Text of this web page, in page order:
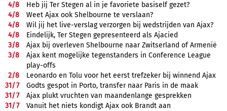
4/8
Heb jij Ter Stegen al in je favoriete basiself gezet?
4/8
Weet Ajax ook Shelbourne te verslaan?
4/8
Wil jij het live-verslag verzorgen bij wedstrijden van Ajax?
4/8
Eindelijk, Ter Stegen gepresenteerd als Ajacied
3/8
Ajax bij overleven Shelbourne naar Zwitserland of Armenië
3/8
Ajax kent mogelijke tegenstanders in Conference League
play-offs
2/8
Leonardo en Tolu voor het eerst trefzeker bij winnend Ajax
31/7
Godts gespot in Porto, transfer naar Paris in de maak
31/7
Ajax plukt vruchten van maandenlange gesprekken
31/7
Vanuit het niets kondigt Ajax ook Brandt aan